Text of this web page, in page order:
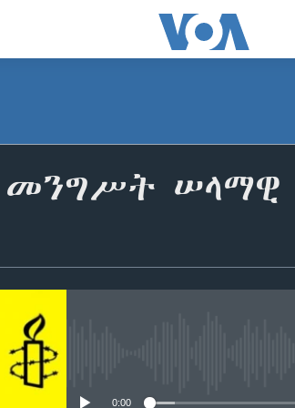
መንግሥት ሠላማዊ
0:00